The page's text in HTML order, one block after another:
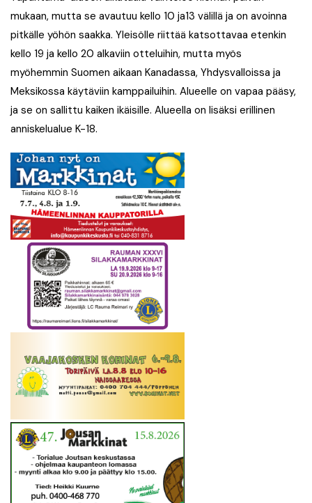
mukaan, mutta se avautuu kello 10 ja13 välillä ja on avoinna
pitkälle yöhön saakka. Yleisölle riittää katsottavaa etenkin
kello 19 ja kello 20 alkaviin otteluihin, mutta myös
myöhemmin Suomen aikaan Kanadassa, Yhdysvalloissa ja
Meksikossa käytäviin kamppailuihin. Alueelle on vapaa pääsy,
ja se on sallittu kaiken ikäisille. Alueella on lisäksi erillinen
anniskelualue K-18.